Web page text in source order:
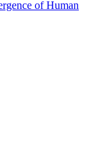
of Human